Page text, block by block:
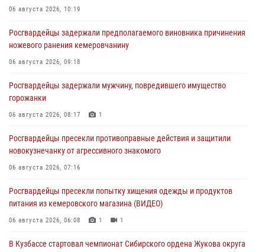
06 августа 2026, 10:19
Росгвардейцы задержали предполагаемого виновника причинения
ножевого ранения кемеровчанину
06 августа 2026, 09:18
Росгвардейцы задержали мужчину, повредившего имущество
горожанки
06 августа 2026, 08:17 1
Росгвардейцы пресекли противоправные действия и защитили
новокузнечанку от агрессивного знакомого
06 августа 2026, 07:16
Росгвардейцы пресекли попытку хищения одежды и продуктов
питания из кемеровского магазина (ВИДЕО)
06 августа 2026, 06:08 1 1
В Кузбассе стартовал чемпионат Сибирского ордена Жукова округа